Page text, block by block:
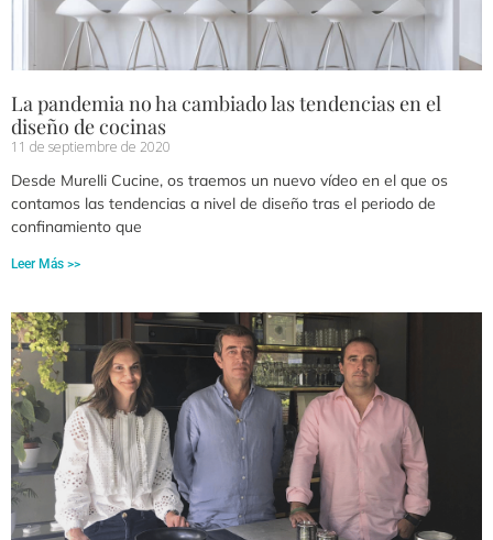
La pandemia no ha cambiado las tendencias en el
diseño de cocinas
11 de septiembre de 2020
Desde Murelli Cucine, os traemos un nuevo vídeo en el que os
contamos las tendencias a nivel de diseño tras el periodo de
confinamiento que
Leer Más >>